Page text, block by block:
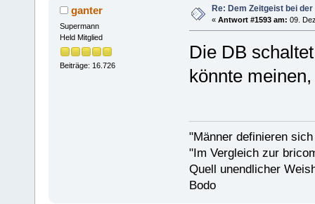
ganter
Supermann
Held Mitglied
Beiträge: 16.726
Re: Dem Zeitgeist bei
« Antwort #1593 am: 09.
Die DB
könnte
"Männer definieren
"Im Vergleich zur
Quell unendlicher
Bodo